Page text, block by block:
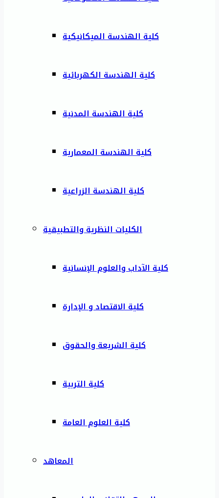
كلية الهندسة الميكانيكية
كلية الهندسة الكهربائية
كلية الهندسة المدنية
كلية الهندسة المعمارية
كلية الهندسة الزراعية
الكليات النظرية والتطبيقية
كلية الآداب والعلوم الإنسانية
كلية الاقتصاد و الإدارة
كلية الشريعة والحقوق
كلية التربية
كلية العلوم العامة
المعاهد